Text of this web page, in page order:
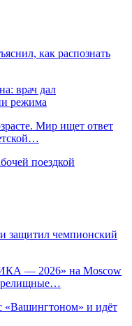
как распознать
врач дал
режима
Мир ищет ответ
поездкой
защитил чемпионский
— 2026» на Moscow
«Вашингтоном» и идёт